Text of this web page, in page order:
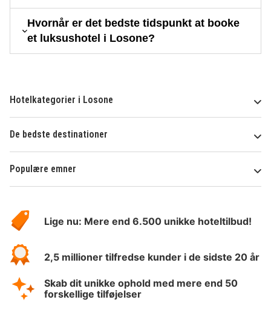
Hvornår er det bedste tidspunkt at booke
et luksushotel i Losone?
Hotelkategorier i Losone
De bedste destinationer
Populære emner
HotelSpecials
Lige nu: Mere end 6.500 unikke hoteltilbud!
2,5 millioner tilfredse kunder i de sidste 20 år
Skab dit unikke ophold med mere end 50
forskellige tilføjelser